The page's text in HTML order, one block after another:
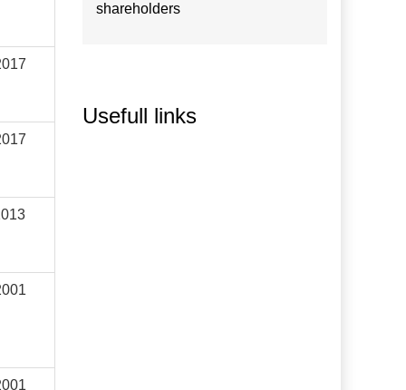
shareholders
Usefull links